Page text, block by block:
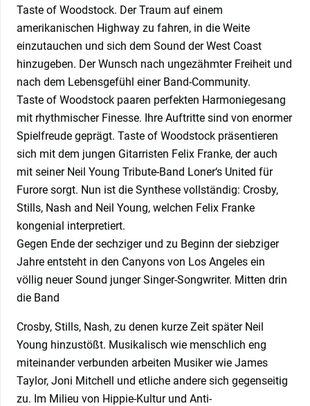
Taste of Woodstock. Der Traum auf einem
amerikanischen Highway zu fahren, in die Weite
einzutauchen und sich dem Sound der West Coast
hinzugeben. Der Wunsch nach ungezähmter Freiheit und
nach dem Lebensgefühl einer Band-Community.
Taste of Woodstock paaren perfekten Harmoniegesang
mit rhythmischer Finesse. Ihre Auftritte sind von enormer
Spielfreude geprägt. Taste of Woodstock präsentieren
sich mit dem jungen Gitarristen Felix Franke, der auch
mit seiner Neil Young Tribute-Band Loner‘s United für
Furore sorgt. Nun ist die Synthese vollständig: Crosby,
Stills, Nash and Neil Young, welchen Felix Franke
kongenial interpretiert.
Gegen Ende der sechziger und zu Beginn der siebziger
Jahre entsteht in den Canyons von Los Angeles ein
völlig neuer Sound junger Singer-Songwriter. Mitten drin
die Band
Crosby, Stills, Nash, zu denen kurze Zeit später Neil
Young hinzustößt. Musikalisch wie menschlich eng
miteinander verbunden arbeiten Musiker wie James
Taylor, Joni Mitchell und etliche andere sich gegenseitig
zu. Im Milieu von Hippie-Kultur und Anti-